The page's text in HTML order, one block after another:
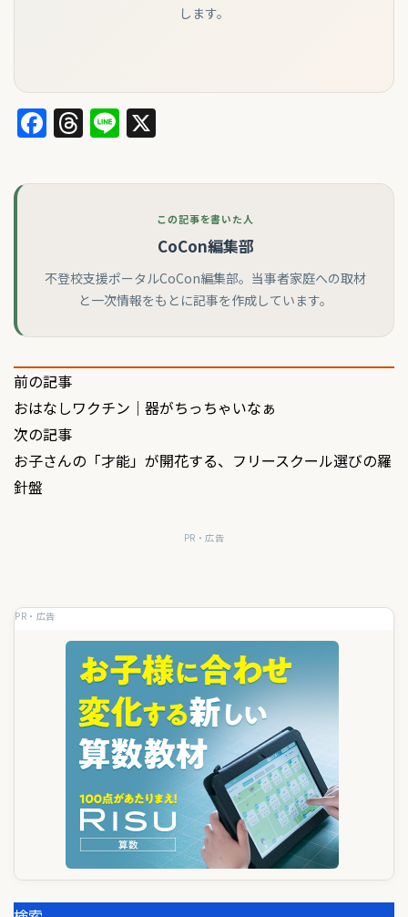
します。
Facebook
Threads
Line
この記事を書いた人
CoCon編集部
不登校支援ポータルCoCon編集部。当事者家庭への取材
と一次情報をもとに記事を作成しています。
投
稿
ナ
ビ
ョ
前の記事
おはなしワクチン｜器がちっちゃいなぁ
次の記事
お子さんの「才能」が開花する、フリースクール選びの羅
針盤
PR・広告
PR・広告